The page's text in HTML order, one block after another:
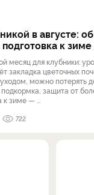
в августе:
к зиме
месяц для клубники:
закладка цветочных
можно потерять
защита от
зиме — ...
722